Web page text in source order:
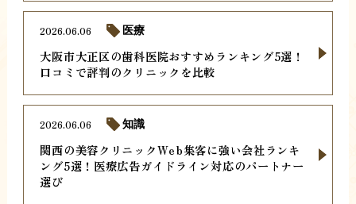
大阪市大正区の歯科医院おすすめランキング5選！
口コミで評判のクリニックを比較
2026.06.06 医療
関西の美容クリニックWeb集客に強い会社ランキ
ング5選！医療広告ガイドライン対応のパートナー
選び
2026.06.06 知識